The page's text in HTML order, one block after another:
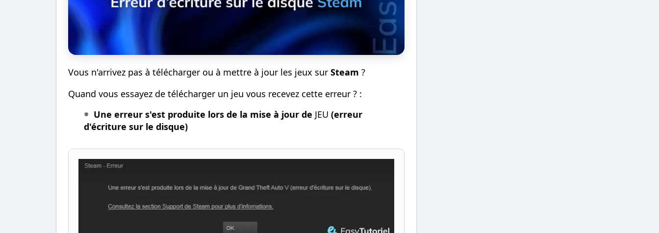
Vous n'arrivez pas à télécharger ou à mettre à jour les jeux sur Steam ?
Quand vous essayez de télécharger un jeu vous recevez cette erreur ? :
Une erreur s'est produite lors de la mise à jour de JEU (erreur
d'écriture sur le disque)